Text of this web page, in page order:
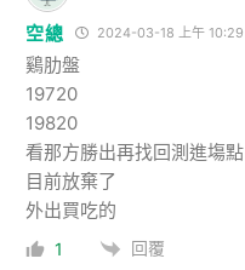
空總 2024-03-18 上午 10:29
鷄肋盤
19720
19820
看那方勝出再找回測進塲點
目前放棄了
外出買吃的
1 回覆